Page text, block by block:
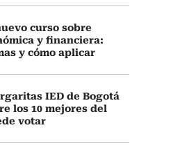
curso sobre
y financiera:
y cómo aplicar
IED de Bogotá
los 10 mejores del
votar